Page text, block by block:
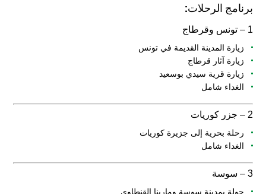
برنامج الرحلات:
1 – تونس وقرطاج
زيارة المدينة القديمة في تونس
زيارة آثار قرطاج
زيارة قرية سيدي بوسعيد
الغداء شامل
2 – جزر كوريات
رحلة بحرية إلى جزيرة كوريات
الغداء شامل
3 – سوسة
جولة بمدينة سوسة ومارينا القنطاوي